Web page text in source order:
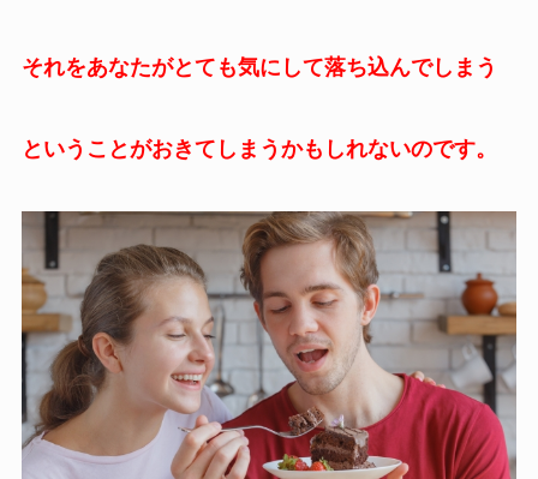
それをあなたがとても気にして落ち込んでしまう
ということがおきてしまうかもしれないのです。